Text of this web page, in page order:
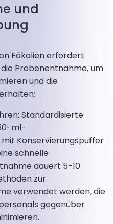
und
Fäkalien erfordert
Probenentnahme, um
und die
Standardisierte
ml-
Konservierungspuffer
schnelle
dauert 5-10
zur
verwendet werden, die
gegenüber